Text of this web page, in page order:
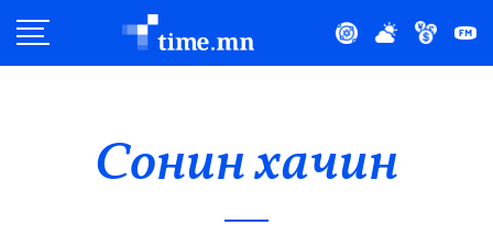
Нийгэм
Эдийн Засаг
Сонин хачин